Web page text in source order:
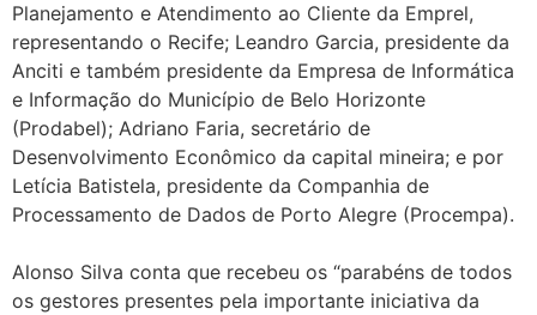
Planejamento e Atendimento ao Cliente da Emprel,
representando o Recife; Leandro Garcia, presidente da
Anciti e também presidente da Empresa de Informática
e Informação do Município de Belo Horizonte
(Prodabel); Adriano Faria, secretário de
Desenvolvimento Econômico da capital mineira; e por
Letícia Batistela, presidente da Companhia de
Processamento de Dados de Porto Alegre (Procempa).
Alonso Silva conta que recebeu os “parabéns de todos
os gestores presentes pela importante iniciativa da